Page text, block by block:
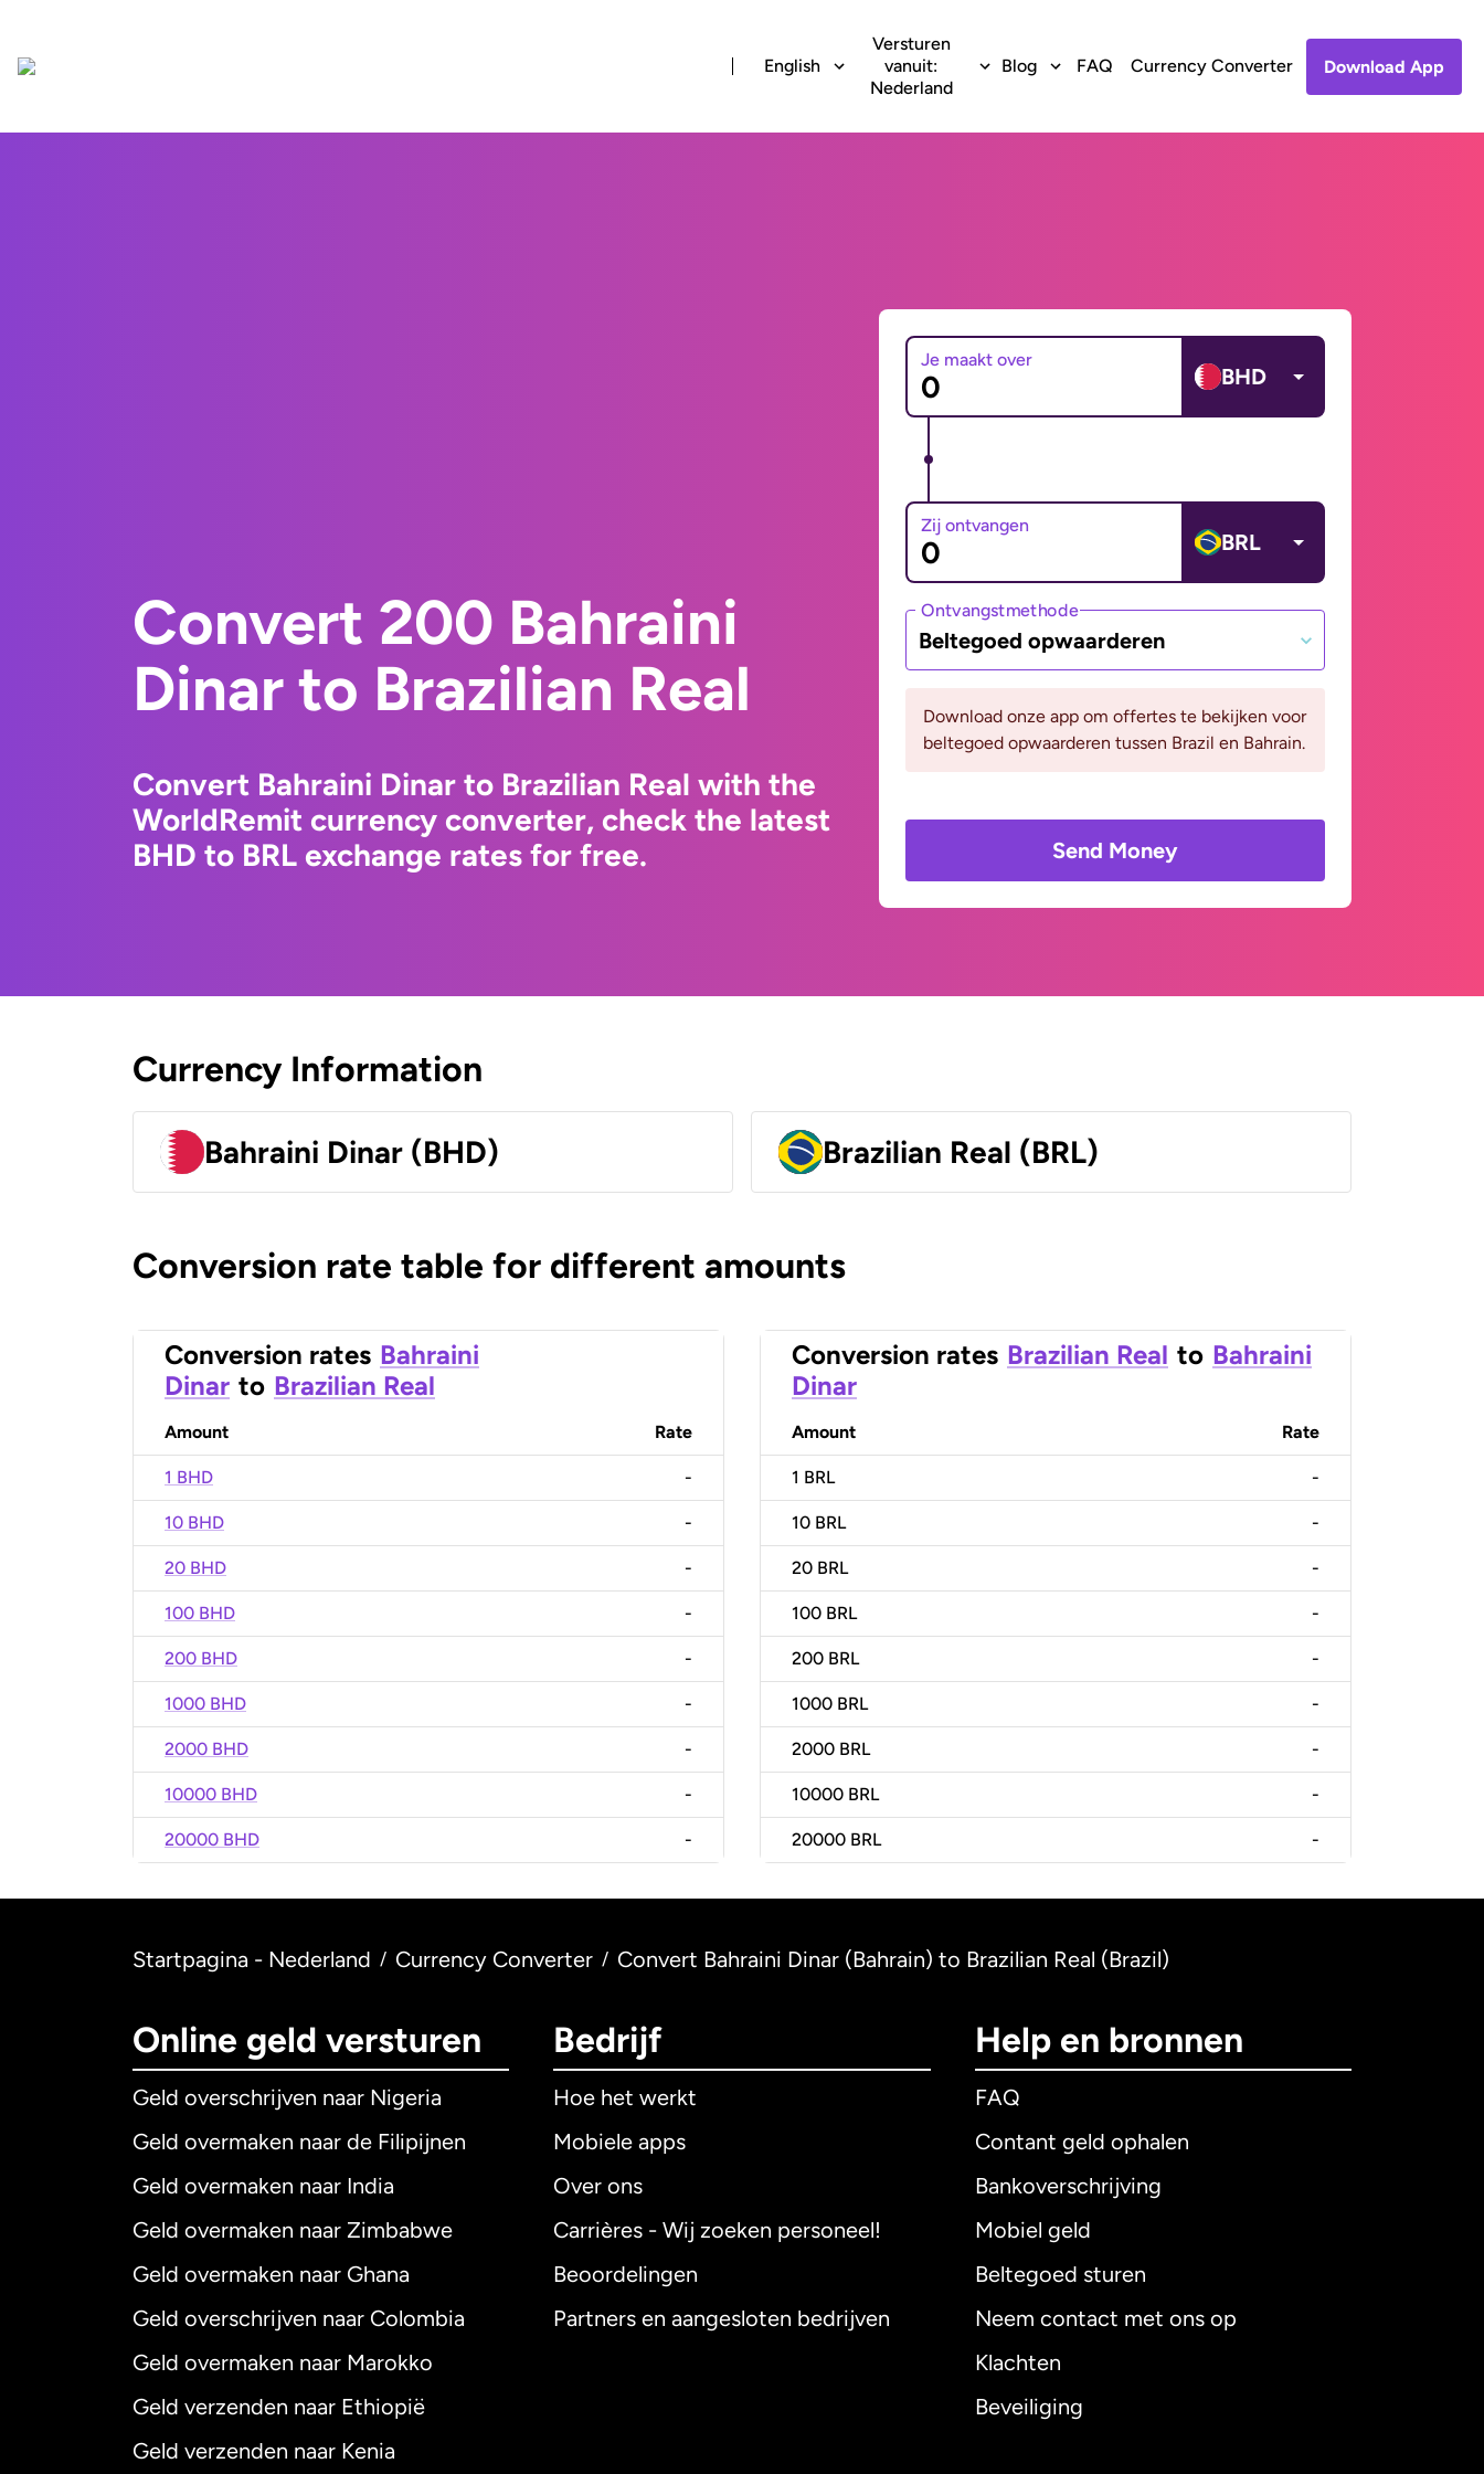
English
Versturen
vanuit:
Nederland
Blog FAQ Currency Converter Download App
Convert 200 Bahraini
Dinar to Brazilian Real
Convert Bahraini Dinar to Brazilian Real with the
WorldRemit currency converter, check the latest
BHD to BRL exchange rates for free.
Je maakt over
BHD
Zij ontvangen
BRL
Ontvangstmethode
Beltegoed opwaarderen
Download onze app om offertes te bekijken voor
beltegoed opwaarderen tussen Brazil en Bahrain.
Send Money
Currency Information
Bahraini Dinar (BHD) Brazilian Real (BRL)
Conversion rate table for different amounts
Conversion rates Bahraini
Dinar to Brazilian Real
Amount Rate
1 BHD -
10 BHD -
20 BHD -
100 BHD -
200 BHD -
1000 BHD -
2000 BHD -
10000 BHD -
20000 BHD -
Conversion rates Brazilian Real to Bahraini
Dinar
Amount Rate
1 BRL -
10 BRL -
20 BRL -
100 BRL -
200 BRL -
1000 BRL -
2000 BRL -
10000 BRL -
20000 BRL -
Startpagina - Nederland / Currency Converter / Convert Bahraini Dinar (Bahrain) to Brazilian Real (Brazil)
Online geld versturen
Geld overschrijven naar Nigeria
Geld overmaken naar de Filipijnen
Geld overmaken naar India
Geld overmaken naar Zimbabwe
Geld overmaken naar Ghana
Geld overschrijven naar Colombia
Geld overmaken naar Marokko
Geld verzenden naar Ethiopië
Geld verzenden naar Kenia
Bedrijf
Hoe het werkt
Mobiele apps
Over ons
Carrières - Wij zoeken personeel!
Beoordelingen
Partners en aangesloten bedrijven
Help en bronnen
FAQ
Contant geld ophalen
Bankoverschrijving
Mobiel geld
Beltegoed sturen
Neem contact met ons op
Klachten
Beveiliging